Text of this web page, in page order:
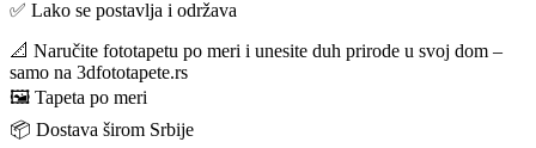
✅ Lako se postavlja i održava
📐 Naručite fototapetu po meri i unesite duh prirode u svoj dom –
samo na 3dfototapete.rs
🖼️ Tapeta po meri
📦 Dostava širom Srbije